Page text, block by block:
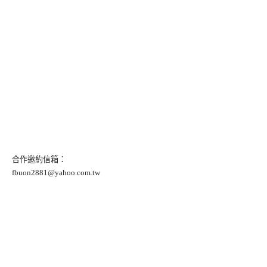
合作邀約信箱：
fbuon2881@yahoo.com.tw